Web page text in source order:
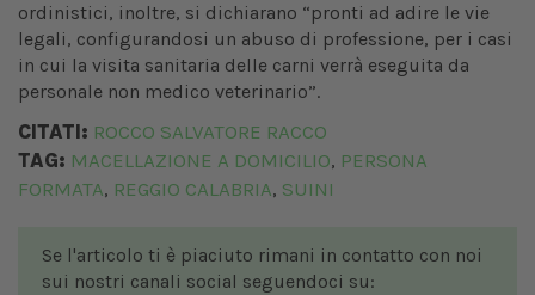
ordinistici, inoltre, si dichiarano “pronti ad adire le vie
legali, configurandosi un abuso di professione, per i casi
in cui la visita sanitaria delle carni verrà eseguita da
personale non medico veterinario”.
CITATI: ROCCO SALVATORE RACCO
TAG: MACELLAZIONE A DOMICILIO, PERSONA
FORMATA, REGGIO CALABRIA, SUINI
Se l'articolo ti è piaciuto rimani in contatto con noi
sui nostri canali social seguendoci su: